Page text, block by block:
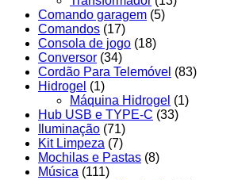
Comando garagem (5)
Comandos (17)
Consola de jogo (18)
Conversor (34)
Cordão Para Telemóvel (83)
Hidrogel (1)
Máquina Hidrogel (1)
Hub USB e TYPE-C (33)
Iluminação (71)
Kit Limpeza (7)
Mochilas e Pastas (8)
Música (111)